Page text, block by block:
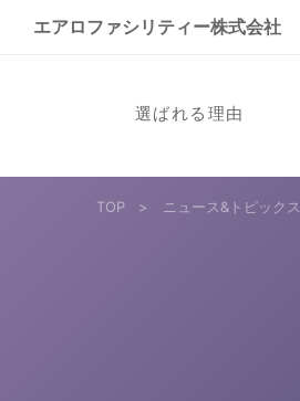
エアロファシリティー株式会社
選ばれる理由
TOP > ニュース&トピックス